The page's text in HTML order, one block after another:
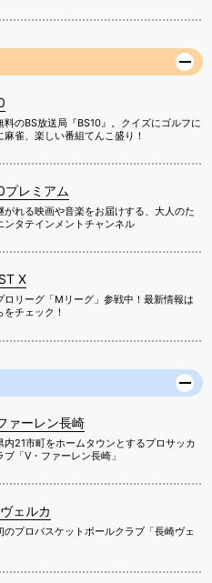
料のBS放送局『BS10』。クイズにゴルフに
麻雀、楽しい番組てんこ盛り！
プレミアム
がれる映画や音楽をお届けする、大人のた
ンタテインメントチャンネル
X
ロリーグ「Mリーグ」参戦中！最新情報は
をチェック！
ァーレン長崎
内21市町をホームタウンとするプロサッカ
ブ「V・ファーレン長崎」
ェルカ
のプロバスケットボールクラブ「長崎ヴェ